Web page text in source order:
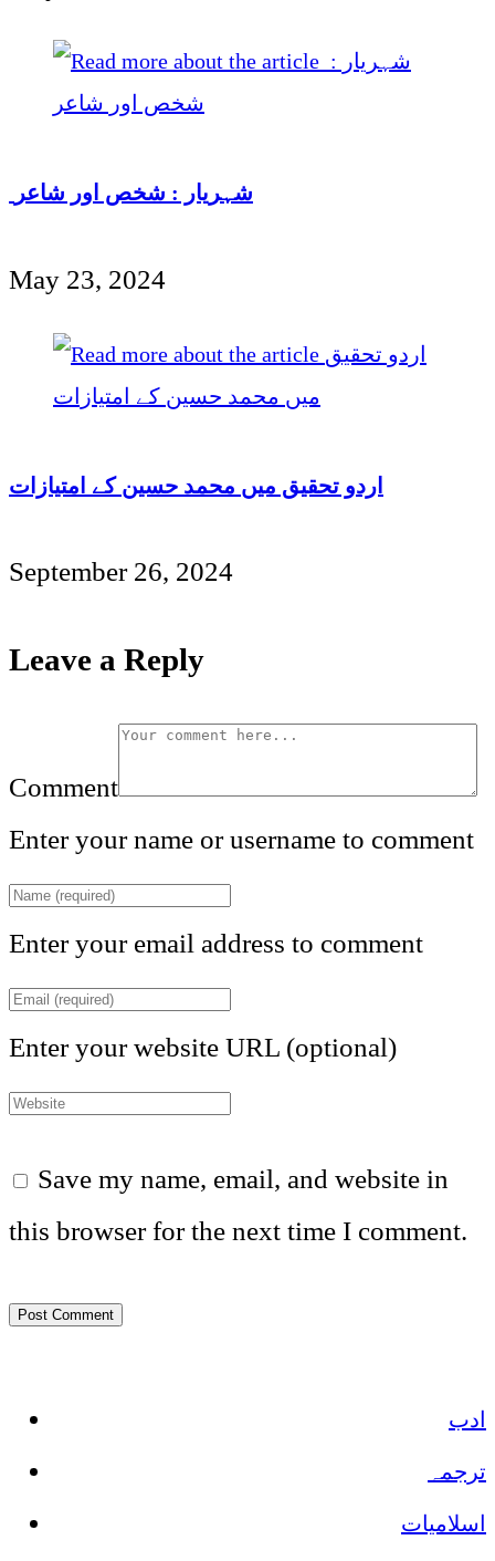
شہریار : شخص اور شاعر
May 23, 2024
اردو تحقیق میں محمد حسین کے امتیازات
September 26, 2024
Leave a Reply
Comment
Enter your name or username to comment
Enter your email address to comment
Enter your website URL (optional)
Save my name, email, and website in
this browser for the next time I comment.
ادب
ترجمہ
اسلامیات